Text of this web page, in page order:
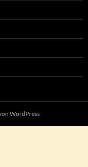
WordPress